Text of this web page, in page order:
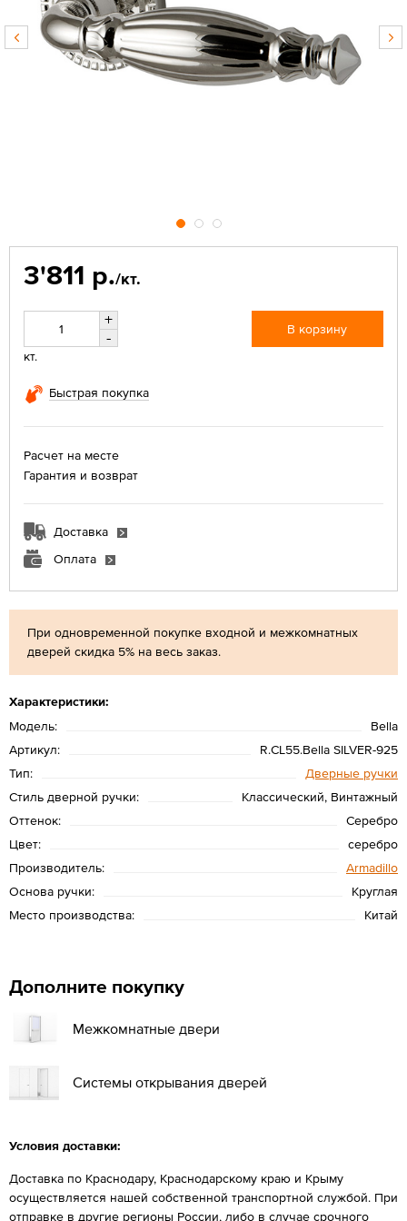
При одновременной покупке входной и межкомнатных
дверей скидка 5% на весь заказ.
Характеристики:
Модель:
Bella
Артикул:
R.CL55.Bella SILVER-925
Тип:
Дверные ручки
Стиль дверной ручки:
Классический, Винтажный
Оттенок:
Серебро
Цвет:
серебро
Производитель:
Armadillo
Основа ручки:
Круглая
Место производства:
Китай
3'811 р./кт.
+
-
кт.
В корзину
Быстрая покупка
Расчет на месте
Гарантия и возврат
Доставка
Оплата
Дополните покупку
Межкомнатные двери
Системы открывания дверей
Условия доставки:
Доставка по Краснодару, Краснодарскому краю и Крыму
осуществляется нашей собственной транспортной службой. При
отправке в другие регионы России, либо в случае срочного